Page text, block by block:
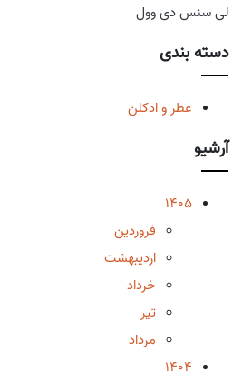
لی سنس دی وول
دسته بندی
عطر و ادکلن
آرشیو
1405
فروردین
اردیبهشت
خرداد
تیر
مرداد
1404